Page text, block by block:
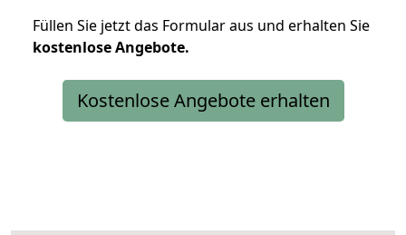
Füllen Sie jetzt das Formular aus und erhalten Sie
kostenloseAngebote.
Kostenlose Angebote erhalten